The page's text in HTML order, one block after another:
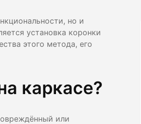
но и
установка коронки
этого метода, его
каркасе?
или